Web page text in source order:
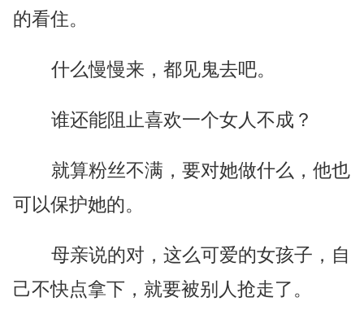
的看住。
什么慢慢来，都见鬼去吧。
谁还能阻止喜欢一个女人不成？
就算粉丝不满，要对她做什么，他也
可以保护她的。
母亲说的对，这么可爱的女孩子，自
己不快点拿下，就要被别人抢走了。